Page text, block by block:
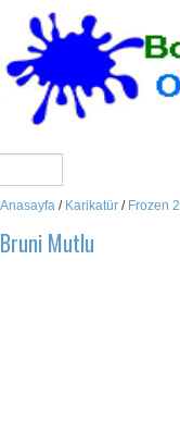
Anasayfa / Karikatür / Frozen 2
Bruni Mutlu